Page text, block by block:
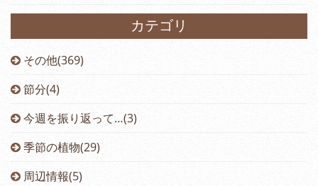
カテゴリ
その他(369)
節分(4)
今週を振り返って…(3)
季節の植物(29)
周辺情報(5)